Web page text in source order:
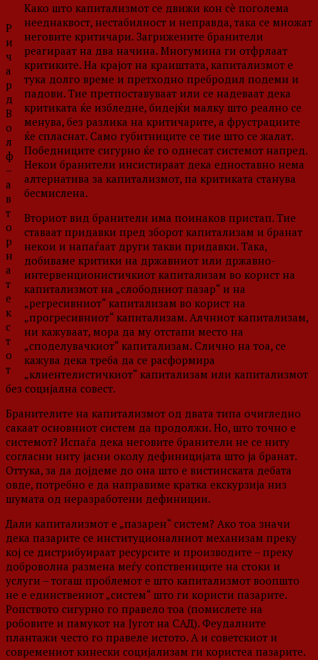
Р
и
ч
а
р
д
В
о
л
ф
–
а
в
т
о
р
н
а
т
е
к
с
т
о
т
Како што капитализмот се движи кон сè поголема
нееднаквост, нестабилност и неправда, така се множат
неговите критичари. Загрижените бранители
реагираат на два начина. Многумина ги отфрлаат
критиките. На крајот на краиштата, капитализмот е
тука долго време и претходно пребродил подеми и
падови. Тие претпоставуваат или се надеваат дека
критиката ќе избледне, бидејќи малку што реално се
менува, без разлика на критичарите, a фрустрациите
ќе спласнат. Само губитниците се тие што се жалат.
Победниците сигурно ќе го однесат системот напред.
Некои бранители инсистираат дека едноставно нема
алтернатива за капитализмот, па критиката станува
бесмислена.
Вториот вид бранители има поинаков пристап. Тие
ставаат придавки пред зборот капитализам и бранат
некои и напаѓаат други такви придавки. Така,
добиваме критики на државниот или државно-
интервенционистичкиот капитализам во корист на
капитализмот на „слободниот пазар“ и на
„регресивниот“ капитализам во корист на
„прогресивниот“ капитализам. Алчниот капитализам,
ни кажуваат, мора да му отстапи место на
„споделувачкиот“ капитализам. Слично на тоа, се
кажува дека треба да се расформира
„клиентелистичкиот“ капитализам или капитализмот
без социјална совест.
Бранителите на капитализмот од двата типа очигледно
сакаат основниот систем да продолжи. Но, што точно е
системот? Испаѓа дека неговите бранители не се ниту
согласни ниту јасни околу дефиницијата што ја бранат.
Оттука, за да дојдеме до она што е вистинската дебата
овде, потребно е да направиме кратка екскурзија низ
шумата од неразработени дефиниции.
Дали капитализмот е „пазарен“ систем? Ако тоа значи
дека пазарите се институционалниот механизам преку
кој се дистрибуираат ресурсите и производите – преку
доброволна размена меѓу сопствениците на стоки и
услуги – тогаш проблемот е што капитализмот воопшто
не е единствениот „систем“ што ги користи пазарите.
Ропството сигурно го правело тоа (помислете на
робовите и памукот на Југот на САД). Феудалните
плантажи често го правеле истото. А и советскиот и
современиот кинески социјализам ги користеа пазарите.